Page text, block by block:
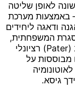
לאופן שליטה
באמצעות מערכת
ודאגה ליחידים
המשפחתית,
בה הוא מבטא את התפיסה ולפיה האב (Pater) רציונלי
מבוססות על
גיסא.